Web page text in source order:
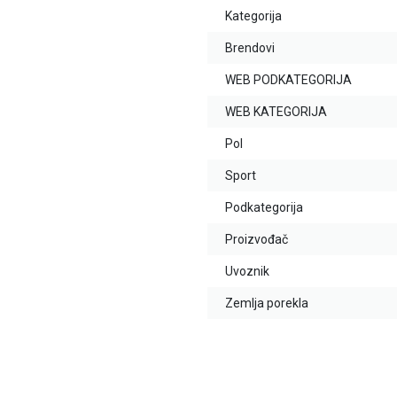
Kategorija
Brendovi
WEB PODKATEGORIJA
WEB KATEGORIJA
Pol
Sport
Podkategorija
Proizvođač
Uvoznik
Zemlja porekla